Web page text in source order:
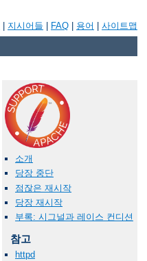
지시어들 FAQ 용어 사이트맵
소개
당장 중단
점잖은 재시작
당장 재시작
부록: 시그널과 레이스 컨디션
참고
httpd